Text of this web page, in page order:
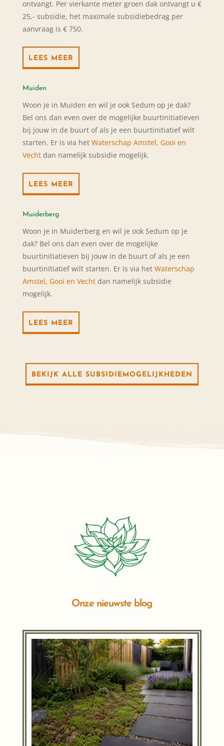
ontvangt. Per vierkante meter groen dak ontvangt u €
25,- subsidie, het maximale subsidiebedrag per
aanvraag is € 750.
LEES MEER
Muiden
Woon je in Muiden en wil je ook Sedum op je dak?
Bel ons dan even over de mogelijke buurtinitiatieven
bij jouw in de buurt of als je een buurtinitiatief wilt
starten. Er is via het Waterschap Amstel, Gooi en
Vechtdan namelijk subsidie mogelijk.
LEES MEER
Muiderberg
Woon je in Muiderberg en wil je ook Sedum op je
dak? Bel ons dan even over de mogelijke
buurtinitiatieven bij jouw in de buurt of als je een
buurtinitiatief wilt starten. Er is via het Waterschap
Amstel, Gooi en Vechtdan namelijk subsidie
mogelijk.
LEES MEER
BEKIJK ALLE SUBSIDIEMOGELIJKHEDEN
Onze nieuwste blog